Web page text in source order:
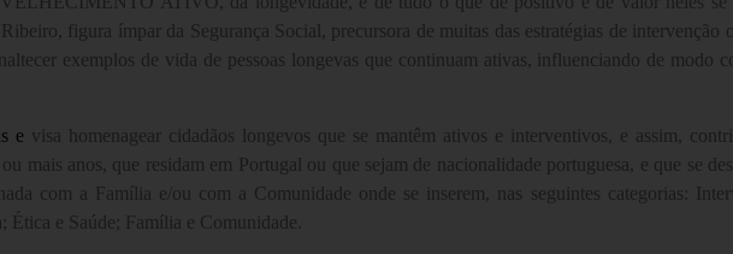
figura ímpar da Segurança Social, precursora de muitas das estratégias de intervenção
exemplos de vida de pessoas longevas que continuam ativas, influenciando de modo
e visa homenagear cidadãos longevos que se mantêm ativos e interventivos, e assim,
mais anos, que residam em Portugal ou que sejam de nacionalidade portuguesa, e que se
com a Família e/ou com a Comunidade onde se inserem, nas seguintes categorias:
e Saúde; Família e Comunidade.